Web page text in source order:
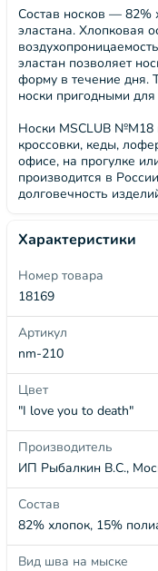
Состав носков — 82%
эластана. Хлопковая
эластан позволяет
форму в течение дня.
носки пригодными
Носки MSCLUB №М18
кроссовки, кеды,
офисе, на прогулке
производится в
долговечность
Характеристики
Номер товара
18169
Артикул
nm-210
Цвет
"I love you to death"
Производитель
ИП Рыбалкин В.С.,
Состав
82% хлопок, 15%
Вид шва на мыске